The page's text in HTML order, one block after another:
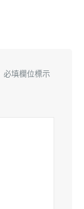
必填欄位標示